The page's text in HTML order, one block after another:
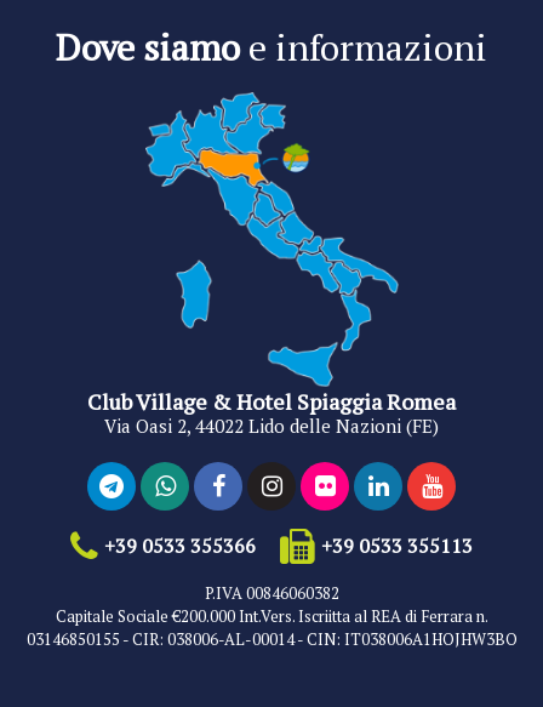
Dove siamoe informazioni
Club Village & Hotel Spiaggia Romea
Via Oasi 2, 44022 Lido delle Nazioni (FE)
+39 0533 355366 +39 0533 355113
P.IVA 00846060382
Capitale Sociale €200.000 Int.Vers. Iscriitta al REA di Ferrara n.
03146850155 - CIR: 038006-AL-00014 - CIN: IT038006A1HOJHW3BO